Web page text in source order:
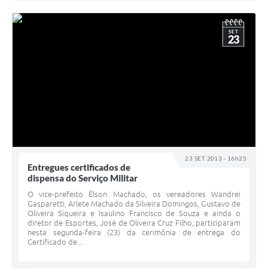
23 SET 2013 - 16h25
SET
23
Entregues certificados de
dispensa do Serviço Militar
O vice-prefeito Élson Machado, os vereadores Wandrei
Gasparetti, Arlete Machado da Silveira Domingos, Gustavo de
Oliveira Siqueira e Isaulino Francisco de Souza e ainda o
diretor de Esportes, José de Oliveira Cruz Filho, participaram
nesta segunda-feira (23) da cerimônia de entrega do
Certificado de...